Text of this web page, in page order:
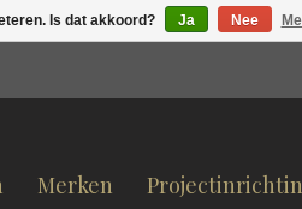
Merken
Is dat akkoord? Ja Nee